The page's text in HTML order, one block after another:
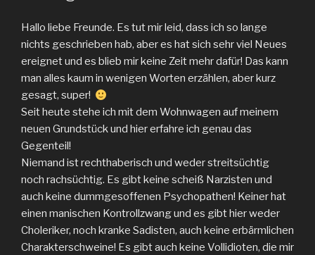
Hallo liebe Freunde. Es tut mir leid, dass ich so lange
nichts geschrieben hab, aber es hat sich sehr viel Neues
ereignet und es blieb mir keine Zeit mehr dafür! Das kann
man alles kaum in wenigen Worten erzählen, aber kurz
gesagt, super!
Seit heute stehe ich mit dem Wohnwagen auf meinem
neuen Grundstück und hier erfahre ich genau das
Gegenteil!
Niemand ist rechthaberisch und weder streitsüchtig
noch rachsüchtig. Es gibt keine scheiß Narzisten und
auch keine dummgesoffenen Psychopathen! Keiner hat
einen manischen Kontrollzwang und es gibt hier weder
Choleriker, noch kranke Sadisten, auch keine erbärmlichen
Charakterschweine! Es gibt auch keine Vollidioten, die mir